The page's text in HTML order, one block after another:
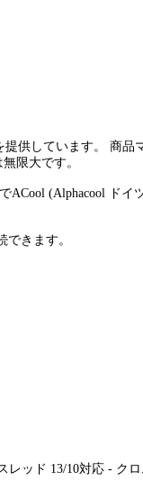
供しています。 商
限大です。
(Alphacool ドイ
きます。
レッド 13/10対応 - クロ